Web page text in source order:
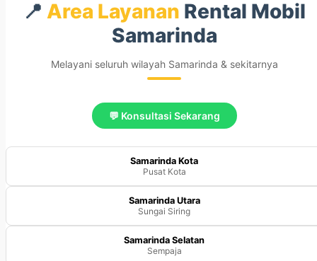
📍 Area Layanan Rental Mobil
Samarinda
Melayani seluruh wilayah Samarinda & sekitarnya
💬 Konsultasi Sekarang
Samarinda Kota
Pusat Kota
Samarinda Utara
Sungai Siring
Samarinda Selatan
Sempaja